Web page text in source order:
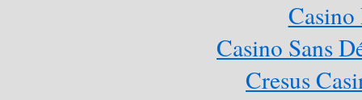
Casino Sans
Cresus